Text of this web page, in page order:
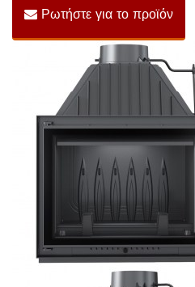
Ρωτήστε για το προϊόν